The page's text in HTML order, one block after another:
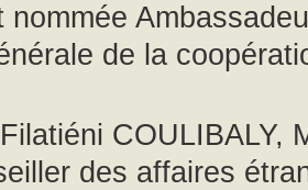
nommée
de la
COULIBALY,
des affaires